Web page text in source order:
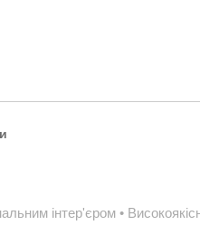
інтер'єром •